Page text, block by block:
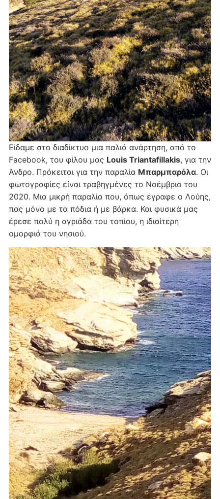
Είδαμε στο διαδίκτυο μια παλιά ανάρτηση, από το
Facebook, του φίλου μας Louis Triantafillakis, για την
Άνδρο. Πρόκειται για την παραλία Μπαρμπαρόλα. Οι
φωτογραφίες είναι τραβηγμένες το Νοέμβριο του
2020. Μια μικρή παραλία που, όπως έγραφε ο Λούης,
πας μόνο με τα πόδια ή με βάρκα. Και φυσικά μας
έρεσε πολύ η αγριάδα του τοπίου, η ιδιαίτερη
ομορφιά του νησιού.